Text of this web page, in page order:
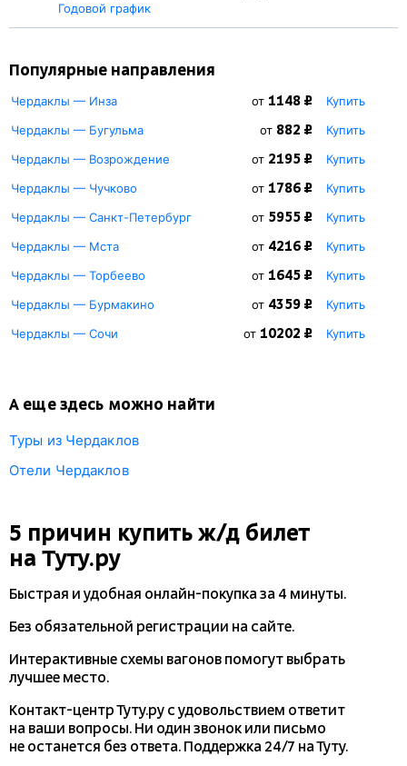
Годовой график
Популярные направления
Чердаклы — Инза от 1148 ₽
Купить
Чердаклы — Бугульма
от 882 ₽
Купить
Чердаклы — Возрождение
от 2195 ₽
Купить
Чердаклы — Чучково
от 1786 ₽
Купить
Чердаклы — Санкт-Петербург
от 5955 ₽
Купить
Чердаклы — Мста
от 4216 ₽
Купить
Чердаклы — Торбеево
от 1645 ₽
Купить
Чердаклы — Бурмакино
от 4359 ₽
Купить
Чердаклы — Сочи
от 10202 ₽ Купить
А еще здесь можно найти
Туры из Чердаклов
Отели Чердаклов
5 причин купить ж/д билет
на Туту.ру
Быстрая и удобная онлайн-покупказа 4 минуты.
Без обязательной регистрации на сайте.
Интерактивные схемы вагонов помогут выбрать
лучшее место.
Контакт-центр Туту.ру с удовольствием ответит
на ваши вопросы. Ни один звонок или письмо
не останется без ответа. Поддержка 24/7 на Туту.